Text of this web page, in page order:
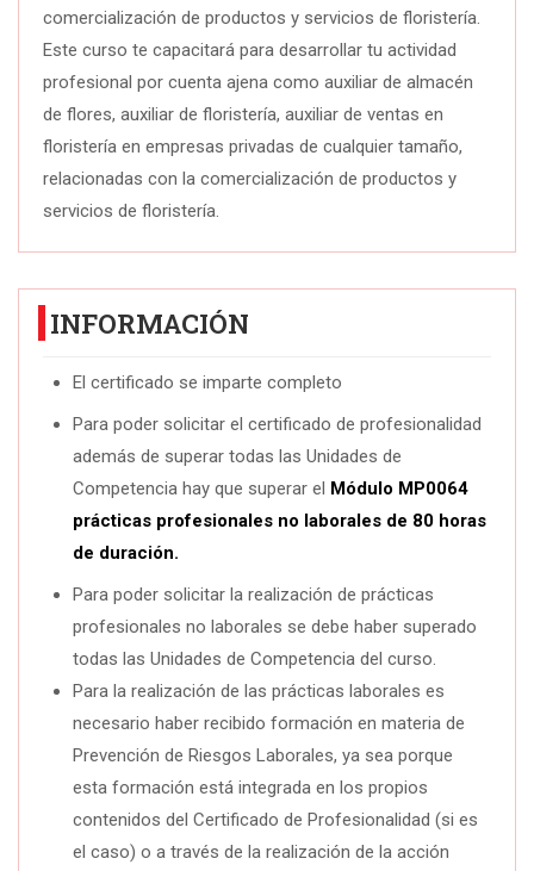
comercialización de productos y servicios de floristería.
Este curso te capacitará para desarrollar tu actividad
profesional por cuenta ajena como auxiliar de almacén
de flores, auxiliar de floristería, auxiliar de ventas en
floristería en empresas privadas de cualquier tamaño,
relacionadas con la comercialización de productos y
servicios de floristería.
INFORMACIÓN
El certificado se imparte completo
Para poder solicitar el certificado de profesionalidad
además de superar todas las Unidades de
Competencia hay que superar el Módulo MP0064
prácticas profesionales no laborales de 80 horas
de duración.
Para poder solicitar la realización de prácticas
profesionales no laborales se debe haber superado
todas las Unidades de Competencia del curso.
Para la realización de las prácticas laborales es
necesario haber recibido formación en materia de
Prevención de Riesgos Laborales, ya sea porque
esta formación está integrada en los propios
contenidos del Certificado de Profesionalidad (si es
el caso) o a través de la realización de la acción